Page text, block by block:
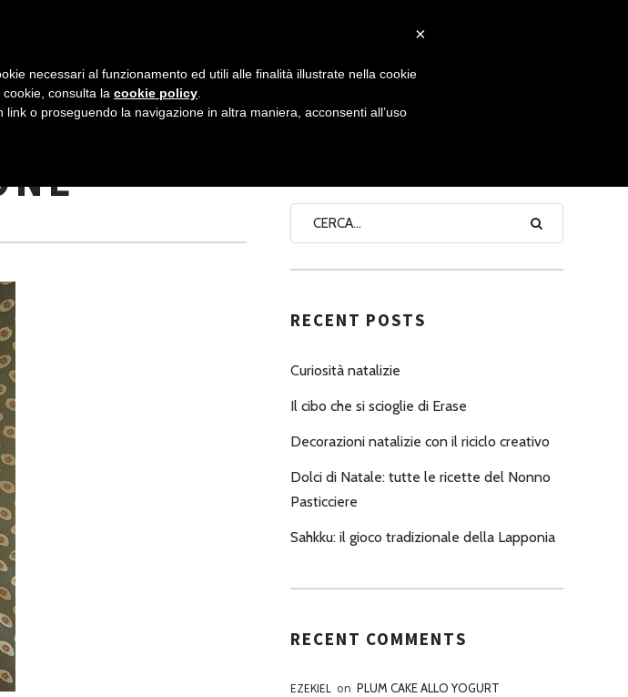
NONNO PASTICCIERE
RECENT POSTS
Curiosità natalizie
Il cibo che si scioglie di Erase
Decorazioni natalizie con il riciclo creativo
Dolci di Natale: tutte le ricette del Nonno
Pasticciere
Sahkku: il gioco tradizionale della Lapponia
RECENT COMMENTS
EZEKIEL on PLUM CAKE ALLO YOGURT
×
necessari al funzionamento ed utili alle finalità illustrate nella cookie
consulta la cookie policy
o proseguendo la navigazione in altra maniera, acconsenti all’uso